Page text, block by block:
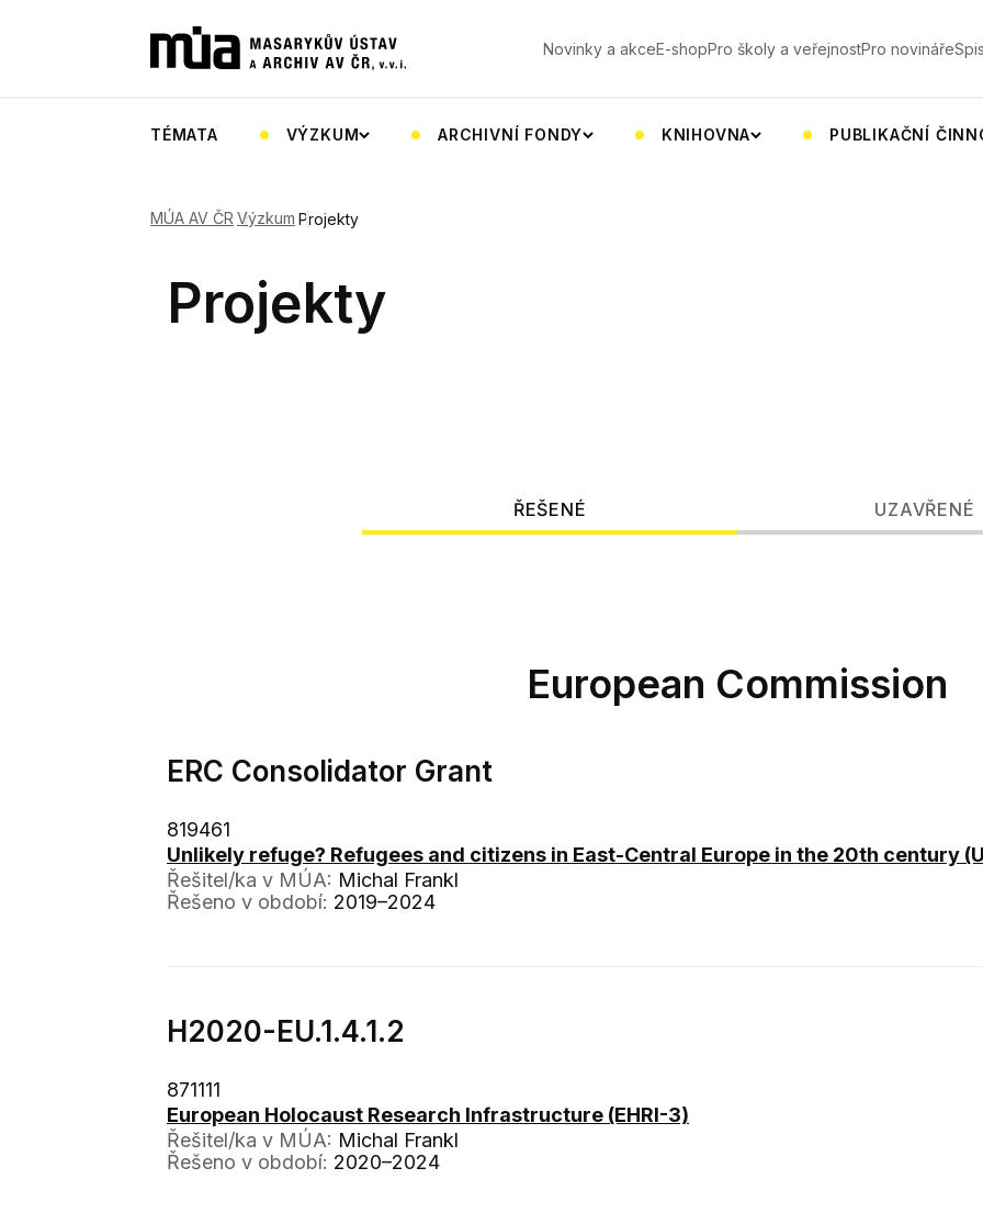
Novinky a akceE-shopPro školy a veřejnostPro novináře
TÉMATA VÝZKUM ARCHIVNÍ FONDY KNIHOVNA PUBLIKAČNÍ
MÚA AV ČR Výzkum Projekty
Projekty
ŘEŠENÉ UZAVŘENÉ
European Commission
ERC Consolidator Grant
819461
Unlikely refuge? Refugees and citizens in East-Central Europe in the 20th century
Řešitel/ka v MÚA: Michal Frankl
Řešeno v období: 2019–2024
H2020-EU.1.4.1.2
871111
European Holocaust Research Infrastructure (EHRI-3)
Řešitel/ka v MÚA: Michal Frankl
Řešeno v období: 2020–2024